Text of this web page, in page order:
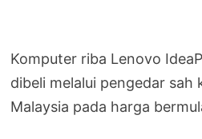
Komputer riba Lenovo
dibeli melalui pengedar sah
Malaysia pada harga